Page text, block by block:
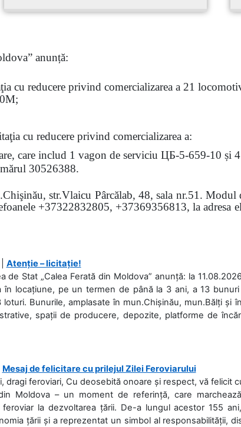
anunță:
cu reducere privind comercializarea a 21
М;
cu reducere privind comercializarea a:
care includ 1 vagon de serviciu ЦБ-5-659-10 și
30526388.
str.Vlaicu Pârcălab, 48, sala nr.51.Modul
+37322832805, +37369356813, la adresa
Atenție – licitație!
de Stat „Calea Ferată din Moldova” anunță: la
în locațiune, pe un termen de până la 3 ani, a 13
loturi. Bunurile, amplasate în mun.Chișinău, mun.Bălți și
spații de producere, depozite, platforme de
Mesaj de felicitare cu prilejul Zilei Feroviarului
dragi feroviari, Cu deosebită onoare și respect, vă felicit
Moldova – un moment de referință, care
feroviar la dezvoltarea țării. De-a lungul acestor 155
țării și a reprezentat un simbol al responsabilității,